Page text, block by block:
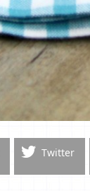
Twitter